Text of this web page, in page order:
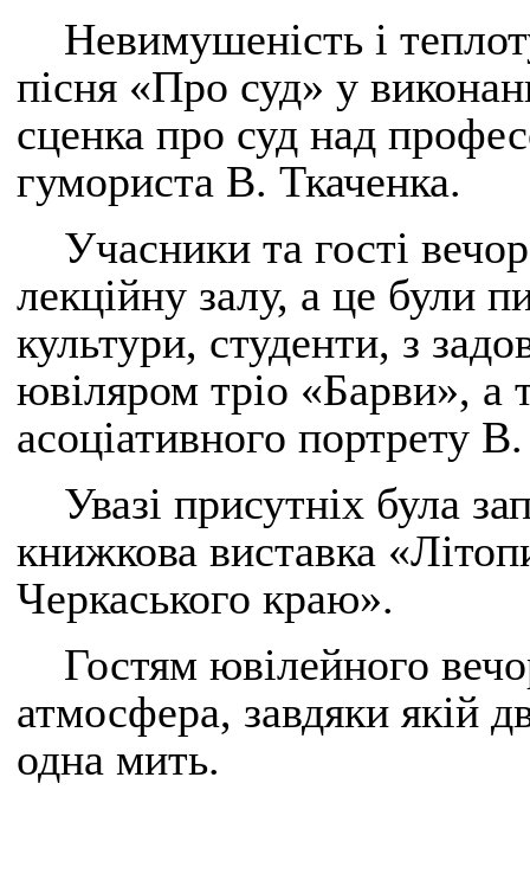
Невимушеність і
пісня «Про суд» у
сценка про суд над
гумориста В. Ткаченка.
Учасники та гості
лекційну залу, а це були
культури, студенти, з
ювіляром тріо «Барви», а
асоціативного портрету
Увазі присутніх була
книжкова виставка
Черкаського краю».
Гостям ювілейного
атмосфера, завдяки якій
одна мить.